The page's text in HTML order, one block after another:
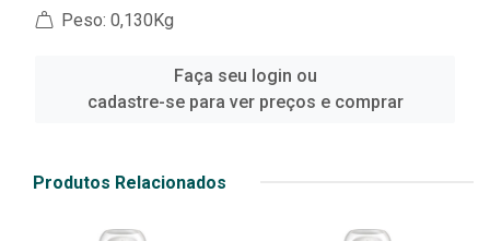
Peso: 0,130Kg
Faça seu login ou
cadastre-se para ver preços e comprar
Produtos Relacionados